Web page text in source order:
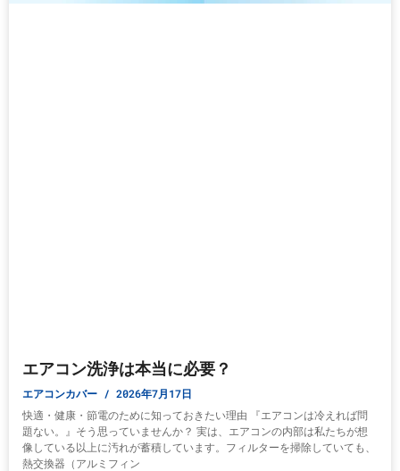
エアコン洗浄は本当に必要？
エアコンカバー 2026年7月17日
快適・健康・節電のために知っておきたい理由 『エアコンは冷えれば問
題ない。』そう思っていませんか？ 実は、エアコンの内部は私たちが想
像している以上に汚れが蓄積しています。フィルターを掃除していても、
熱交換器（アルミフィン